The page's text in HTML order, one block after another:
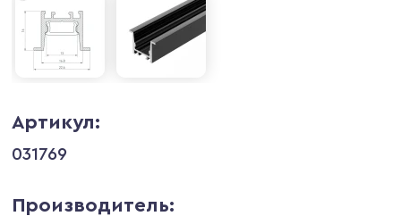
Артикул:
031769
Производитель: